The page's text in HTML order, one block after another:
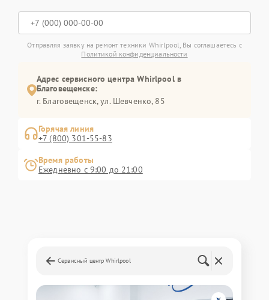
Отправляя заявку на ремонт техники Whirlpool, Вы соглашаетесь с
Политикой конфиденциальности
Адрес сервисного центра Whirlpool в
Благовещенске:
г. Благовещенск, ул. Шевченко, 85
Горячая линия
+7 (800) 301-55-83
Время работы
Ежедневно с 9:00 до 21:00
Сервисный центр Whirlpool